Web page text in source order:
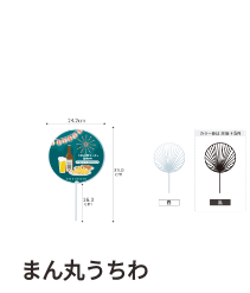
まん丸うちわ